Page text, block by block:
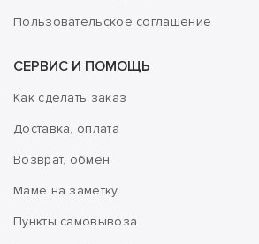
Пользовательское соглашение
СЕРВИС И ПОМОЩЬ
Как сделать заказ
Доставка, оплата
Возврат, обмен
Маме на заметку
Пункты самовывоза